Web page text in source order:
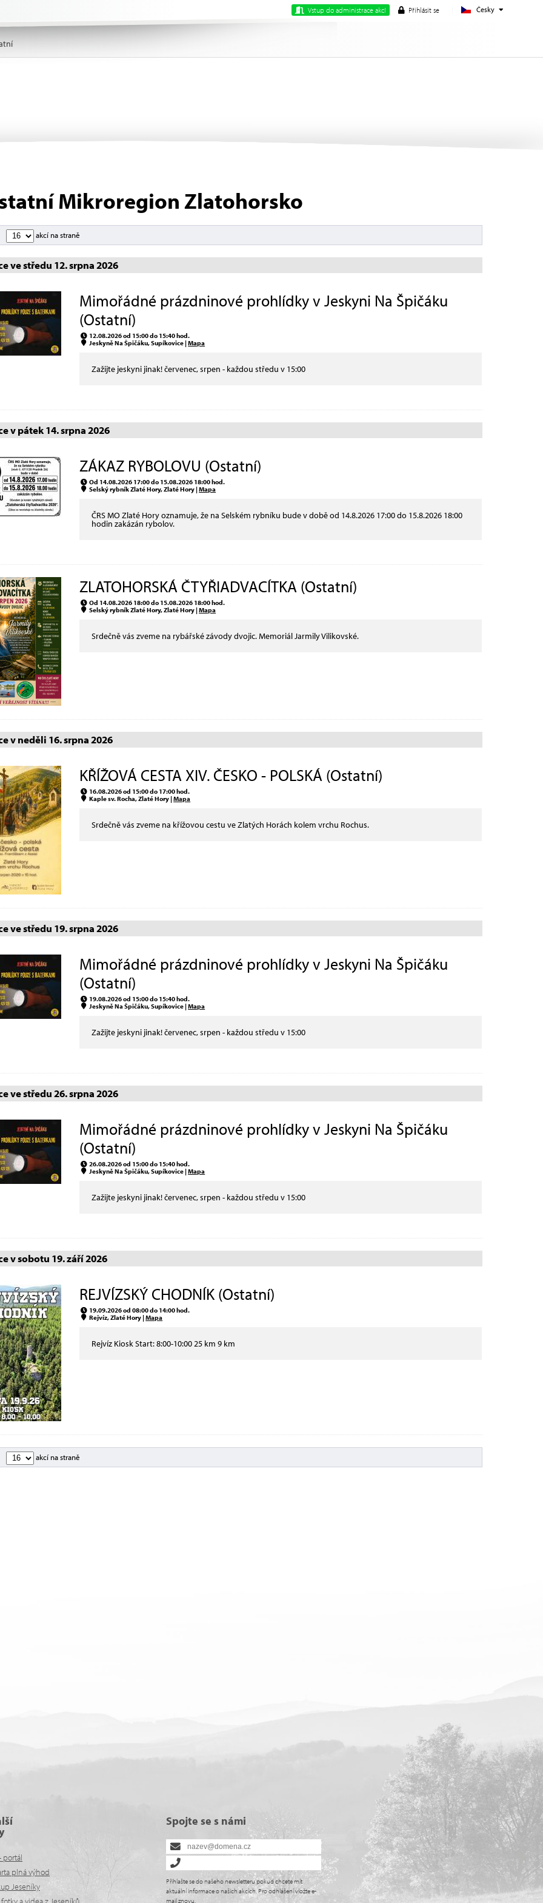
Česky
Vstup do administrace akcí Přihlásit se
Mikroregion Zlatohorsko
akcí na straně
ve středu 12. srpna 2026
Mimořádné prázdninové prohlídky v Jeskyni Na Špičáku
(Ostatní)
12.08.2026 od 15:00 do 15:40 hod.
Jeskyně Na Špičáku, Supíkovice |Mapa
Zažijte jeskyni jinak! červenec, srpen - každou středu v 15:00
v pátek 14. srpna 2026
ZÁKAZ RYBOLOVU (Ostatní)
Od 14.08.2026 17:00 do 15.08.2026 18:00 hod.
Selský rybník Zlaté Hory, Zlaté Hory |Mapa
ČRS MO Zlaté Hory oznamuje, že na Selském rybníku bude v době od 14.8.2026 17:00 do 15.8.2026 18:00
hodin zakázán rybolov.
ZLATOHORSKÁ ČTYŘIADVACÍTKA (Ostatní)
Od 14.08.2026 18:00 do 15.08.2026 18:00 hod.
Selský rybník Zlaté Hory, Zlaté Hory |Mapa
Srdečně vás zveme na rybářské závody dvojic. Memoriál Jarmily Vilikovské.
v neděli 16. srpna 2026
KŘÍŽOVÁ CESTA XIV. ČESKO - POLSKÁ (Ostatní)
16.08.2026 od 15:00 do 17:00 hod.
Kaple sv. Rocha, Zlaté Hory |Mapa
Srdečně vás zveme na křížovou cestu ve Zlatých Horách kolem vrchu Rochus.
ve středu 19. srpna 2026
Mimořádné prázdninové prohlídky v Jeskyni Na Špičáku
(Ostatní)
19.08.2026 od 15:00 do 15:40 hod.
Jeskyně Na Špičáku, Supíkovice |Mapa
Zažijte jeskyni jinak! červenec, srpen - každou středu v 15:00
ve středu 26. srpna 2026
Mimořádné prázdninové prohlídky v Jeskyni Na Špičáku
(Ostatní)
26.08.2026 od 15:00 do 15:40 hod.
Jeskyně Na Špičáku, Supíkovice |Mapa
Zažijte jeskyni jinak! červenec, srpen - každou středu v 15:00
v sobotu 19. září 2026
REJVÍZSKÝ CHODNÍK (Ostatní)
19.09.2026 od 08:00 do 14:00 hod.
Rejvíz, Zlaté Hory |Mapa
Rejvíz Kiosk Start: 8:00-10:00 25 km 9 km
akcí na straně
portál
plná výhod
Jeseníky
Spojte se s námi
Přihlašte se do našeho newsletteru pokud chcete mít
aktuální informace o našich akcích. Pro odhlášení vložte e-
mail znovu.